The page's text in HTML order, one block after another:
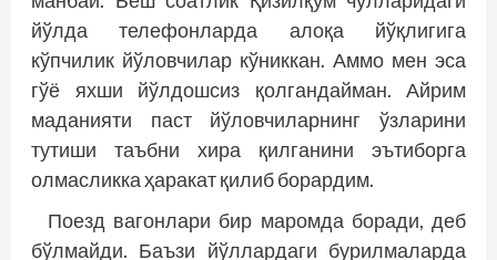
йўлда телефонларда алоқа йўқлигига
кўпчилик йўловчилар кўниккан. Аммо мен эса
гўё яхши йўлдошсиз қолгандайман. Айрим
маданияти паст йўловчиларнинг ўзларини
тутиши таъбни хира қилганини эътиборга
олмасликка ҳаракат қилиб борардим.
Поезд вагонлари бир маромда боради, деб
бўлмайди. Баъзи йўллардаги бурилмаларда